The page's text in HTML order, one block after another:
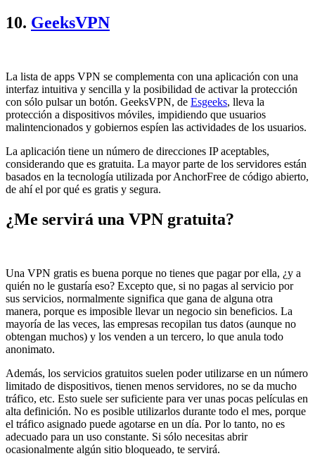
10. GeeksVPN
La lista de apps VPN se complementa con una aplicación con una
interfaz intuitiva y sencilla y la posibilidad de activar la protección
con sólo pulsar un botón. GeeksVPN, de Esgeeks, lleva la
protección a dispositivos móviles, impidiendo que usuarios
malintencionados y gobiernos espíen las actividades de los usuarios.
La aplicación tiene un número de direcciones IP aceptables,
considerando que es gratuita. La mayor parte de los servidores están
basados en la tecnología utilizada por AnchorFree de código abierto,
de ahí el por qué es gratis y segura.
¿Me servirá una VPN gratuita?
Una VPN gratis es buena porque no tienes que pagar por ella, ¿y a
quién no le gustaría eso? Excepto que, si no pagas al servicio por
sus servicios, normalmente significa que gana de alguna otra
manera, porque es imposible llevar un negocio sin beneficios. La
mayoría de las veces, las empresas recopilan tus datos (aunque no
obtengan muchos) y los venden a un tercero, lo que anula todo
anonimato.
Además, los servicios gratuitos suelen poder utilizarse en un número
limitado de dispositivos, tienen menos servidores, no se da mucho
tráfico, etc. Esto suele ser suficiente para ver unas pocas películas en
alta definición. No es posible utilizarlos durante todo el mes, porque
el tráfico asignado puede agotarse en un día. Por lo tanto, no es
adecuado para un uso constante. Si sólo necesitas abrir
ocasionalmente algún sitio bloqueado, te servirá.